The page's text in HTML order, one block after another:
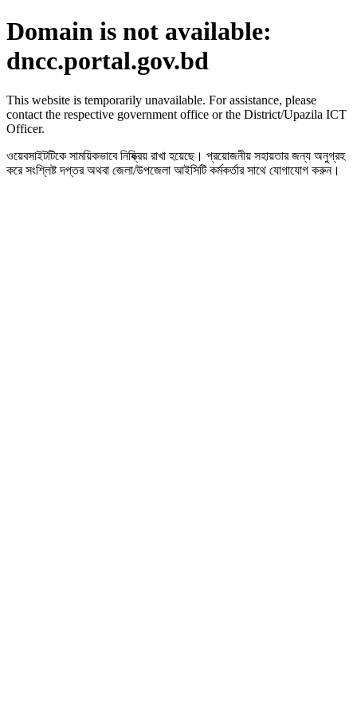
Domain is not available:
dncc.portal.gov.bd
This website is temporarily unavailable. For assistance, please
contact the respective government office or the District/Upazila ICT
Officer.
ওয়েবসাইটটিকে সাময়িকভাবে নিষ্ক্রিয় রাখা হয়েছে। প্রয়োজনীয় সহায়তার জন্য অনুগ্রহ
করে সংশ্লিষ্ট দপ্তর অথবা জেলা/উপজেলা আইসিটি কর্মকর্তার সাথে যোগাযোগ করুন।